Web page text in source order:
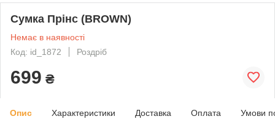
Сумка Прінс (BROWN)
Немає в наявності
Код: id_1872
Роздріб
699 ₴
Опис Характеристики Доставка Оплата Умови